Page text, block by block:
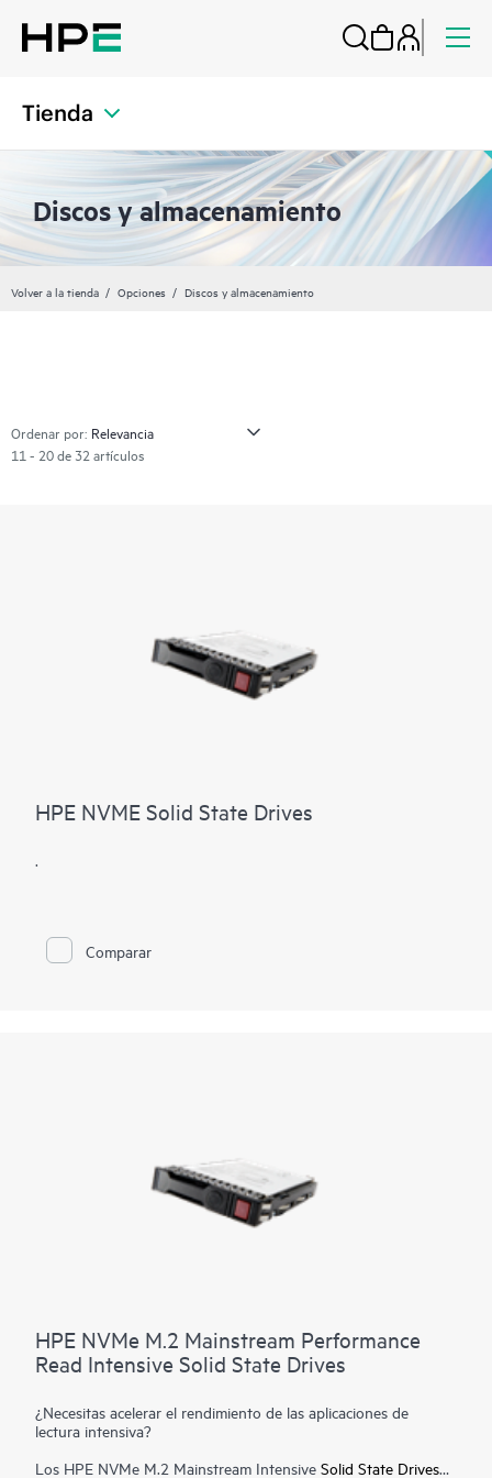
Tienda
Discos y almacenamiento
Volver a la tienda Opciones Discos y almacenamiento
Ordenar por:
11 - 20 de 32 artículos
HPE NVME Solid State Drives
.
Comparar
HPE NVMe M.2 Mainstream Performance
Read Intensive Solid State Drives
¿Necesitas acelerar el rendimiento de las aplicaciones de
lectura intensiva?
Los HPE NVMe M.2 Mainstream Intensive Solid State Drives